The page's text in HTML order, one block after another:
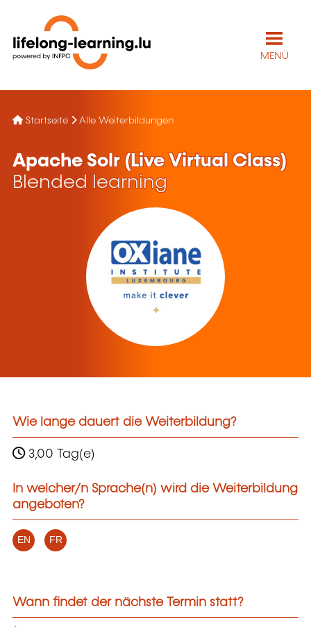
MENÜ
Startseite Alle Weiterbildungen
Apache Solr (Live Virtual Class)
Blended learning
Wie lange dauert die Weiterbildung?
3,00 Tag(e)
In welcher/n Sprache(n) wird die Weiterbildung
angeboten?
EN FR
Wann findet der nächste Termin statt?